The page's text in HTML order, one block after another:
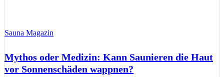
Sauna Magazin
Mythos oder Medizin: Kann Saunieren die Haut
vor Sonnenschäden wappnen?